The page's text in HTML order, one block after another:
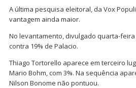
A última pesquisa eleitoral, da Vox
vantagem ainda maior.
No levantamento, divulgado quarta-
contra 19% de Palacio.
Thiago Tortorello aparece em terceiro
Mario Bohm, com 3%. Na sequência
Nilson Bonome não pontuou.